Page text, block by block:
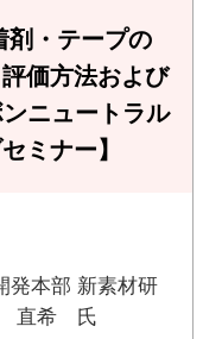
・テープの
価方法および
ニュートラル
ミナー】
本部 新素材研
直希 氏